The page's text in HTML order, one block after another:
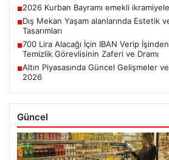
■2026 Kurban Bayramı emekli
■Dış Mekan Yaşam alanlarında Estetik
Tasarımları
■700 Lira Alacağı İçin IBAN Verip
Temizlik Görevlisinin Zaferi ve Dramı
■Altın Piyasasında Güncel Gelişmeler
2026
Güncel